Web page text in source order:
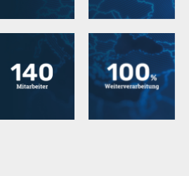
Mitarbeiter in
Unter einem
Dach